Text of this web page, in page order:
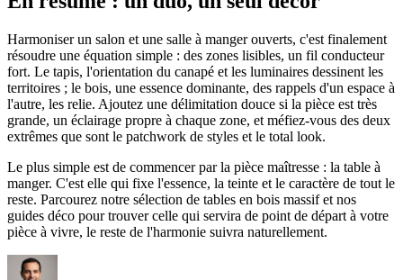
Harmoniser un salon et une salle à manger ouverts, c'est finalement
résoudre une équation simple : des zones lisibles, un fil conducteur
fort. Le tapis, l'orientation du canapé et les luminaires dessinent les
territoires ; le bois, une essence dominante, des rappels d'un espace à
l'autre, les relie. Ajoutez une délimitation douce si la pièce est très
grande, un éclairage propre à chaque zone, et méfiez-vous des deux
extrêmes que sont le patchwork de styles et le total look.
Le plus simple est de commencer par la pièce maîtresse : la table à
manger. C'est elle qui fixe l'essence, la teinte et le caractère de tout le
reste. Parcourez notre sélection de tables en bois massif et nos
guides déco pour trouver celle qui servira de point de départ à votre
pièce à vivre, le reste de l'harmonie suivra naturellement.